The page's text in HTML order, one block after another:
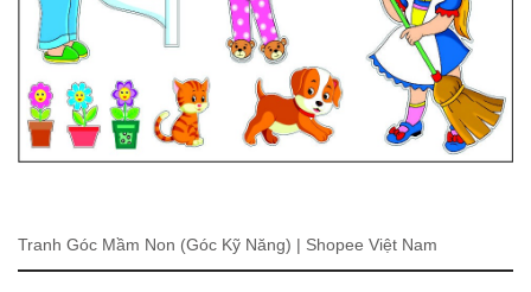
Tranh Góc Mầm Non (Góc Kỹ Năng) | Shopee Việt Nam